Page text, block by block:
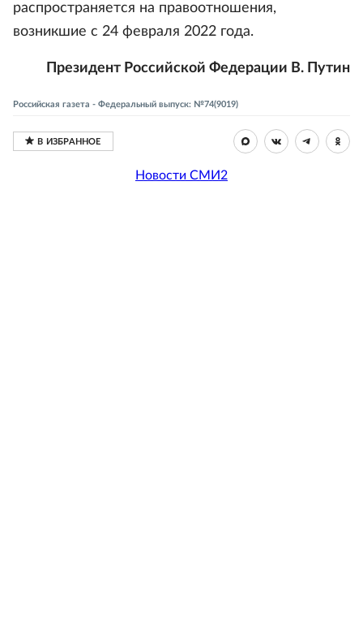
распространяется на правоотношения,
возникшие с 24 февраля 2022 года.
Президент Российской Федерации В. Путин
Российская газета - Федеральный выпуск: №74(9019)
Новости СМИ2